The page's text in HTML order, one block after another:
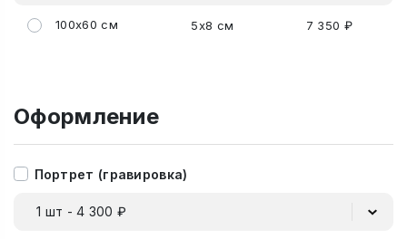
100x60 см 5x8 см 7 350 ₽
Оформление
Портрет (гравировка)
1 шт - 4 300 ₽